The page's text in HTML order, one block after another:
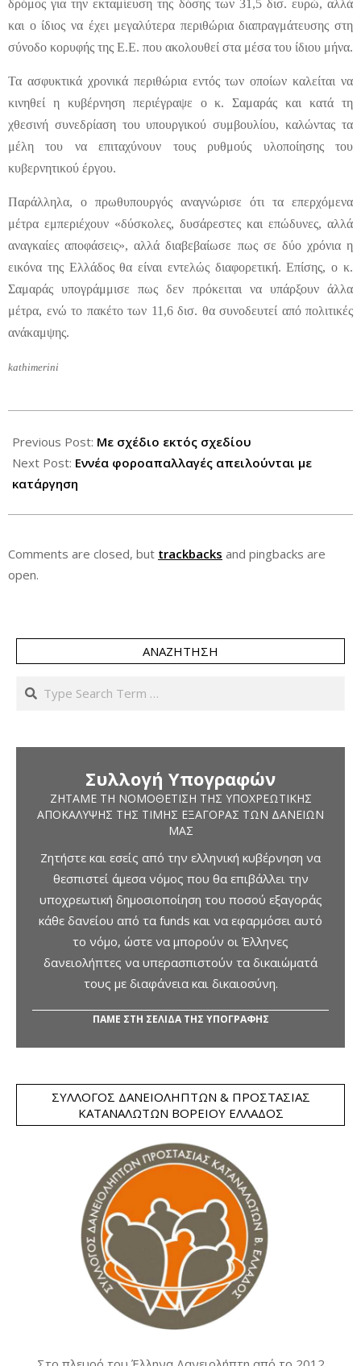
δρόμος για την εκταμίευση της δόσης των 31,5 δισ. ευρώ, αλλά
και ο ίδιος να έχει μεγαλύτερα περιθώρια διαπραγμάτευσης στη
σύνοδο κορυφής της Ε.Ε. που ακολουθεί στα μέσα του ίδιου μήνα.
Τα ασφυκτικά χρονικά περιθώρια εντός των οποίων καλείται να
κινηθεί η κυβέρνηση περιέγραψε ο κ. Σαμαράς και κατά τη
χθεσινή συνεδρίαση του υπουργικού συμβουλίου, καλώντας τα
μέλη του να επιταχύνουν τους ρυθμούς υλοποίησης του
κυβερνητικού έργου.
Παράλληλα, ο πρωθυπουργός αναγνώρισε ότι τα επερχόμενα
μέτρα εμπεριέχουν «δύσκολες, δυσάρεστες και επώδυνες, αλλά
αναγκαίες αποφάσεις», αλλά διαβεβαίωσε πως σε δύο χρόνια η
εικόνα της Ελλάδος θα είναι εντελώς διαφορετική. Επίσης, ο κ.
Σαμαράς υπογράμμισε πως δεν πρόκειται να υπάρξουν άλλα
μέτρα, ενώ το πακέτο των 11,6 δισ. θα συνοδευτεί από πολιτικές
ανάκαμψης.
kathimerini
09-
02
Previous Post: Με σχέδιο εκτός σχεδίου
Next Post: Εννέα φοροαπαλλαγές απειλούνται με
κατάργηση
Comments are closed, but trackbacks and pingbacks are
open.
ΑΝΑΖΉΤΗΣΗ
Search
Συλλογή Υπογραφών
ΖΗΤΆΜΕ ΤΗ ΝΟΜΟΘΈΤΙΣΗ ΤΗΣ ΥΠΟΧΡΕΩΤΙΚΉΣ
ΑΠΟΚΆΛΥΨΗΣ ΤΗΣ ΤΙΜΉΣ ΕΞΑΓΟΡΆΣ ΤΩΝ ΔΑΝΕΊΩΝ
ΜΑΣ
Ζητήστε και εσείς από την ελληνική κυβέρνηση να
θεσπιστεί άμεσα νόμος που θα επιβάλλει την
υποχρεωτική δημοσιοποίηση του ποσού εξαγοράς
κάθε δανείου από τα funds και να εφαρμόσει αυτό
το νόμο, ώστε να μπορούν οι Έλληνες
δανειολήπτες να υπερασπιστούν τα δικαιώματά
τους με διαφάνεια και δικαιοσύνη.
ΠΑΜΕ ΣΤΗ ΣΕΛΙΔΑ ΤΗΣ ΥΠΟΓΡΑΦΗΣ
ΣΎΛΛΟΓΟΣ ΔΑΝΕΙΟΛΗΠΤΏΝ & ΠΡΟΣΤΑΣΊΑΣ
ΚΑΤΑΝΑΛΩΤΏΝ ΒΟΡΕΊΟΥ ΕΛΛΆΔΟΣ